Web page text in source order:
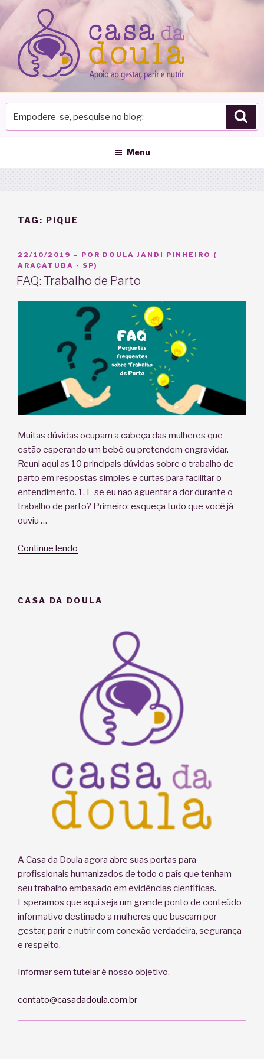
Pular
para
conteúdo
pesquise
blog
Menu
TAG: PIQUE
PUBLICADO
EM
22/10/2019 – POR DOULA JANDI PINHEIRO (
ARAÇATUBA - SP)
FAQ: Trabalho de Parto
Muitas dúvidas ocupam a cabeça das mulheres que
estão esperando um bebê ou pretendem engravidar.
Reuni aqui as 10 principais dúvidas sobre o trabalho de
parto em respostas simples e curtas para facilitar o
entendimento. 1. E se eu não aguentar a dor durante o
trabalho de parto? Primeiro: esqueça tudo que você já
ouviu …
Continue lendo
CASA DA DOULA
A Casa da Doula agora abre suas portas para
profissionais humanizados de todo o país que tenham
seu trabalho embasado em evidências científicas.
Esperamos que aqui seja um grande ponto de conteúdo
informativo destinado a mulheres que buscam por
gestar, parir e nutrir com conexão verdadeira, segurança
e respeito.
Informar sem tutelar é nosso objetivo.
contato@casadadoula.com.br